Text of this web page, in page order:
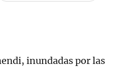
inundadas por las